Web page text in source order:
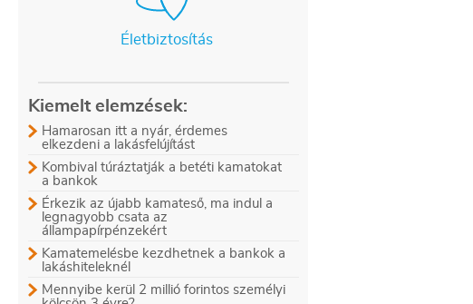
Életbiztosítás
Kiemelt elemzések:
Hamarosan itt a nyár, érdemes
elkezdeni a lakásfelújítást
Kombival túráztatják a betéti kamatokat
a bankok
Érkezik az újabb kamateső, ma indul a
legnagyobb csata az
állampapírpénzekért
Kamatemelésbe kezdhetnek a bankok a
lakáshiteleknél
Mennyibe kerül 2 millió forintos személyi